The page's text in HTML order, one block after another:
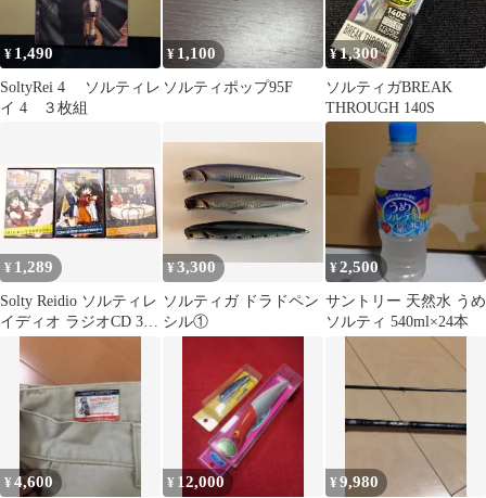
¥ 1,490
SoltyRei 4 ソルティレ
イ 4 ３枚組
¥ 1,100
ソルティポップ95F
¥1,300
ソルティガBREAK
THROUGH 140S
¥ 1,289
Solty Reidio ソルティレ
イディオ ラジオCD 3巻
¥3,300
ソルティガ ドラドペン
シル①
¥2,500
サントリー 天然水 うめ
ソルティ 540ml×24本
¥4,600 ¥ 12,000 ¥9,980